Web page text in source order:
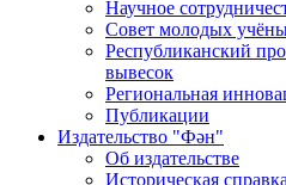
Научное
Совет молодых
Республиканский
вывесок
Региональная
Публикации
Издательство "Фән"
Об издательстве
Историческая справка